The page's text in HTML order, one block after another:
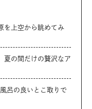
を上空から眺めてみ
夏の間だけの贅沢なア
呂の良いとこ取りで